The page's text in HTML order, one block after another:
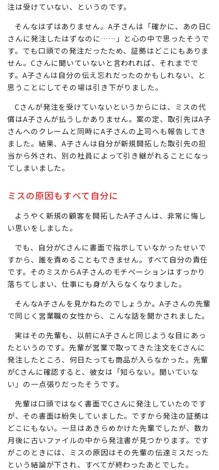
注は受けていない、というのです。
そんなはずはありません。A子さんは「確かに、あの日C
さんに発注したはずなのに……」と心の中で思ったそうで
す。でも口頭での発注だったため、証拠はどこにもありま
せん。Cさんに聞いていないと言われれば、それまでで
す。A子さんは自分の伝え忘れだったのかもしれない、と
思うことにしてその場は引き下がりました。
Cさんが発注を受けていないというからには、ミスの代
償はA子さんが払うしかありません。案の定、取引先はA子
さんへのクレームと同時にA子さんの上司へも報告してき
ました。結果、A子さんは自分が新規開拓した取引先の担
当から外され、別の社員によって引き継がれることになっ
てしまいました。
ミスの原因もすべて自分に
ようやく新規の顧客を開拓したA子さんは、非常に悔し
い思いをしました。
でも、自分がCさんに書面で指示していなかったせいで
すから、誰を責めることもできません。すべて自分の責任
です。そのミスからA子さんのモチベーションはすっかり
落ちてしまい、仕事にも身が入らなくなりました。
そんなA子さんを見かねたのでしょうか。A子さんの先輩
で同じく営業職の女性から、こんな話を聞かされました。
実はその先輩も、以前にA子さんと同じような目にあっ
たというのです。先輩が営業で取ってきた注文をCさんに
発注したところ、何日たっても商品が入らなかった。先輩
がCさんに確認すると、彼女は「知らない。聞いていな
い」の一点張りだったそうです。
先輩は口頭ではなく書面でCさんに発注していたのです
が、その書面は紛失していました。ですから発注の証拠は
どこにもない。一旦はあきらめかけた先輩でしたが、数カ
月後に古いファイルの中から発注書が見つかります。です
がこのときには、ミスの原因はその先輩の伝達ミスだった
という結論が下され、すべてが終わったあとでした。